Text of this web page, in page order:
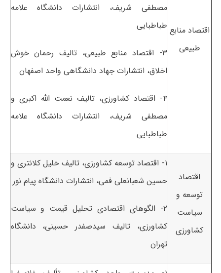
اقتصاد منابع
طبیعی
مصطفی شریف، انتشارات دانشگاه علامه
طباطبایی
۳- اقتصاد منابع طبیعی، تالیف رحمان خوش
اخلاق، انتشارات جهاد دانشگاهی واحد اصفهان
۴- اقتصاد کشاورزی، تالیف نعمت الله اکبری و
مصطفی شریف، انتشارات دانشگاه علامه
طباطبایی
اقتصاد
توسعه و
سیاست
کشاورزی
۱- اقتصاد توسعه کشاورزی، تالیف خلیل کلانتری و
حسین شعبانعلی فمی، انتشارات دانشگاه پیام نور
۲- الگوهای اقتصادی تحلیل قیمت و سیاست
کشاورزی، تالیف سیدصفدر حسینی، دانشگاه
تهران